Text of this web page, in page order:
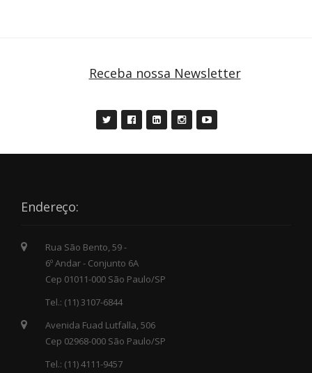
Receba nossa Newsletter
Endereço:
Rua São Bento, 59 -
6º Andar - Conjunto 6A
Cep 01011-000 São Paulo/SP
Tel.: (11) 3107-6844
Avenida Fuad Lutfalla, 506
Cep 02968-000 São Paulo/SP
Tel.: (11) 4111-9457